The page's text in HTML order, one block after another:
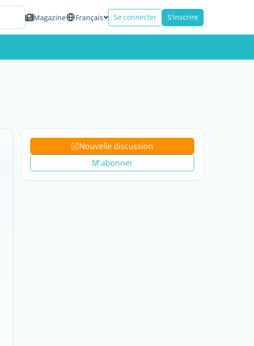
Magazine Français Se connecter S'inscrire
Nouvelle discussion
M'abonner